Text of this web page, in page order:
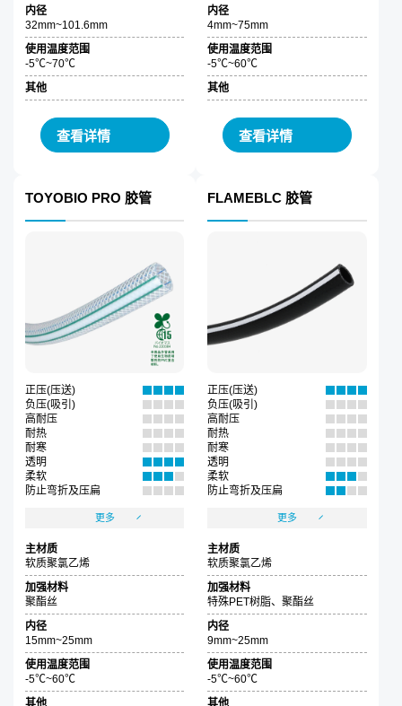
内径
32mm~101.6mm
使用温度范围
-5℃~70℃
其他
查看详情
内径
4mm~75mm
使用温度范围
-5℃~60℃
其他
查看详情
TOYOBIO PRO 胶管
正压(压送)
负压(吸引)
高耐压
耐热
耐寒
透明
柔软
防止弯折及压扁
更多
主材质
软质聚氯乙烯
加强材料
聚酯丝
内径
15mm~25mm
使用温度范围
-5℃~60℃
其他
FLAMEBLC 胶管
正压(压送)
负压(吸引)
高耐压
耐热
耐寒
透明
柔软
防止弯折及压扁
更多
主材质
软质聚氯乙烯
加强材料
特殊PET树脂、聚酯丝
内径
9mm~25mm
使用温度范围
-5℃~60℃
其他